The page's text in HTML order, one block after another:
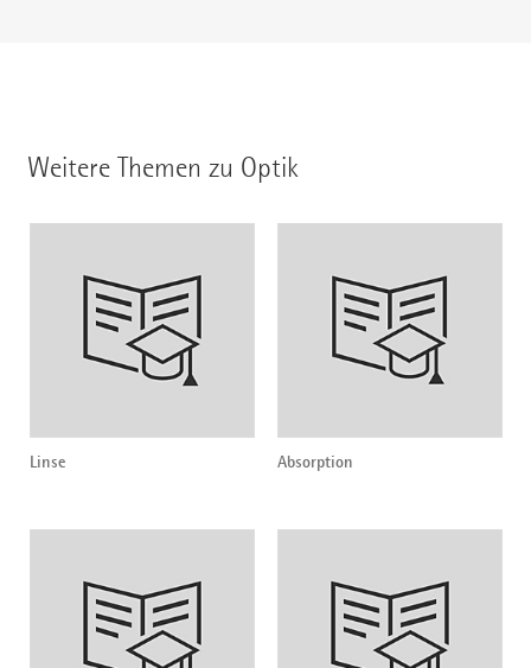
Weitere Themen zu Optik
Linse Absorption